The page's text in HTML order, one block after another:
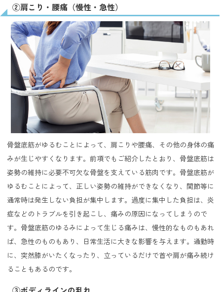
②肩こり・腰痛（慢性・急性）
骨盤底筋がゆるむことによって、肩こりや腰痛、その他の身体の痛
みが生じやすくなります。前項でもご紹介したとおり、骨盤底筋は
姿勢の維持に必要不可欠な骨盤を支えている筋肉です。骨盤底筋が
ゆるむことによって、正しい姿勢の維持ができなくなり、関節等に
通常時は発生しない負担が集中します。過度に集中した負担は、炎
症などのトラブルを引き起こし、痛みの原因になってしまうので
す。骨盤底筋のゆるみによって生じる痛みは、慢性的なものもあれ
ば、急性のものもあり、日常生活に大きな影響を与えます。通勤時
に、突然膝がいたくなったり、立っているだけで首や肩が痛み続け
ることもあるのです。